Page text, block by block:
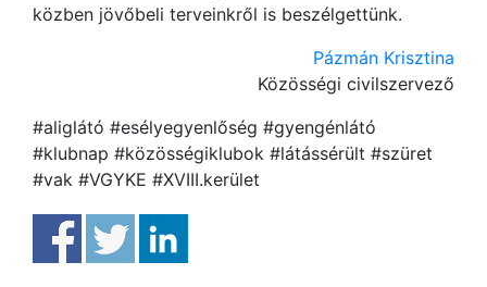
közben jövőbeli terveinkről is beszélgettünk.
Pázmán Krisztina
Közösségi civilszervező
#aliglátó #esélyegyenlőség #gyengénlátó
#klubnap #közösségiklubok #látássérült #szüret
#vak #VGYKE #XVIII.kerület